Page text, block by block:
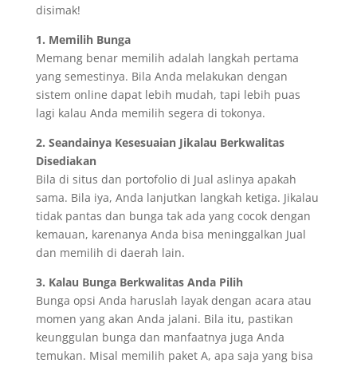
disimak!
1. Memilih Bunga
Memang benar memilih adalah langkah pertama
yang semestinya. Bila Anda melakukan dengan
sistem online dapat lebih mudah, tapi lebih puas
lagi kalau Anda memilih segera di tokonya.
2. Seandainya Kesesuaian Jikalau Berkwalitas
Disediakan
Bila di situs dan portofolio di Jual aslinya apakah
sama. Bila iya, Anda lanjutkan langkah ketiga. Jikalau
tidak pantas dan bunga tak ada yang cocok dengan
kemauan, karenanya Anda bisa meninggalkan Jual
dan memilih di daerah lain.
3. Kalau Bunga Berkwalitas Anda Pilih
Bunga opsi Anda haruslah layak dengan acara atau
momen yang akan Anda jalani. Bila itu, pastikan
keunggulan bunga dan manfaatnya juga Anda
temukan. Misal memilih paket A, apa saja yang bisa